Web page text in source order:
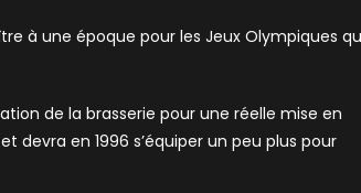
à une époque pour les Jeux Olympiques
de la brasserie pour une réelle mise en
devra en 1996 s’équiper un peu plus pour